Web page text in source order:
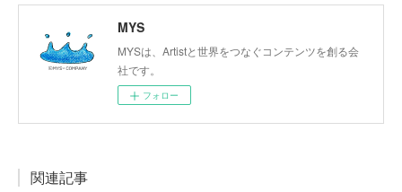
MYS
MYSは、Artistと世界をつなぐコンテンツを創る会
社です。
フォロー
関連記事